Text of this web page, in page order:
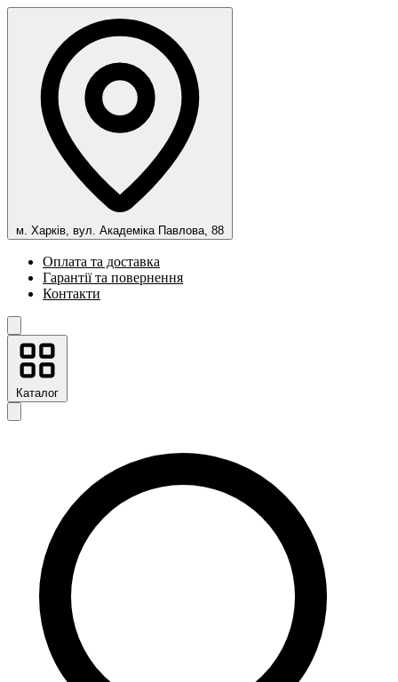
м. Харків, вул. Академіка Павлова, 88
Оплата та доставка
Гарантії та повернення
Контакти
Каталог